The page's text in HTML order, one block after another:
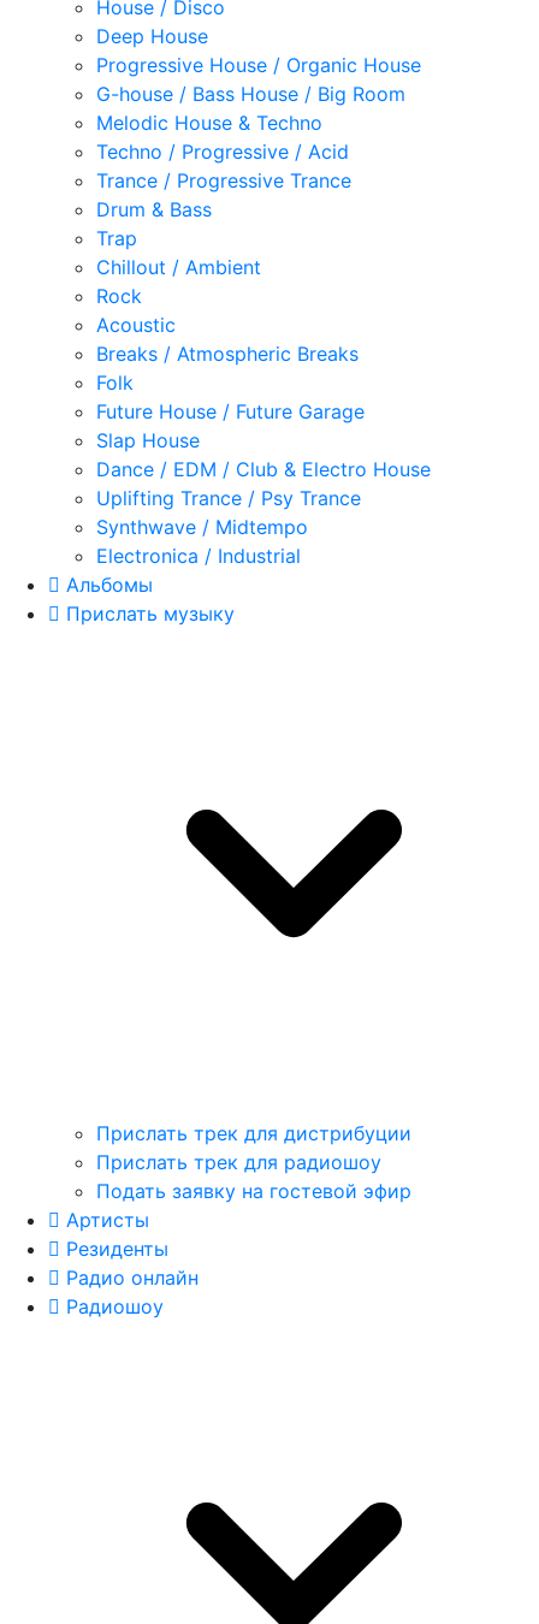
House / Disco
Deep House
Progressive House / Organic House
G-house / Bass House / Big Room
Melodic House & Techno
Techno / Progressive / Acid
Trance / Progressive Trance
Drum & Bass
Trap
Chillout / Ambient
Rock
Acoustic
Breaks / Atmospheric Breaks
Folk
Future House / Future Garage
Slap House
Dance / EDM / Club & Electro House
Uplifting Trance / Psy Trance
Synthwave / Midtempo
Electronica / Industrial
Альбомы
Прислать музыку
Прислать трек для дистрибуции
Прислать трек для радиошоу
Подать заявку на гостевой эфир
Артисты
Резиденты
Радио онлайн
Радиошоу